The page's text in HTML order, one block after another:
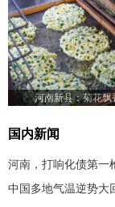
河南新县：菊花飘
国内新闻
河南，打响化债第一
中国多地气温逆势大